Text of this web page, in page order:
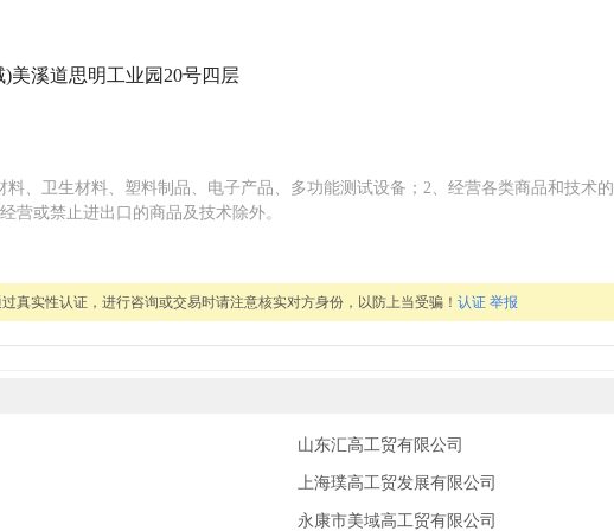
美溪道思明工业园20号四层
、卫生材料、塑料制品、电子产品、多功能测试设备；2、经营各类商品和技术
营或禁止进出口的商品及技术除外。
真实性认证，进行咨询或交易时请注意核实对方身份，以防上当受骗！ 认证 举报
山东汇高工贸有限公司
上海璞高工贸发展有限公司
永康市美域高工贸有限公司